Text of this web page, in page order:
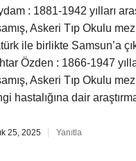
: 1881-1942 yılları
Askeri Tıp Okulu
ile birlikte Samsun’a
Özden : 1866-1947
Askeri Tıp Okulu
hastalığına dair
25, 2025 Yanıtla